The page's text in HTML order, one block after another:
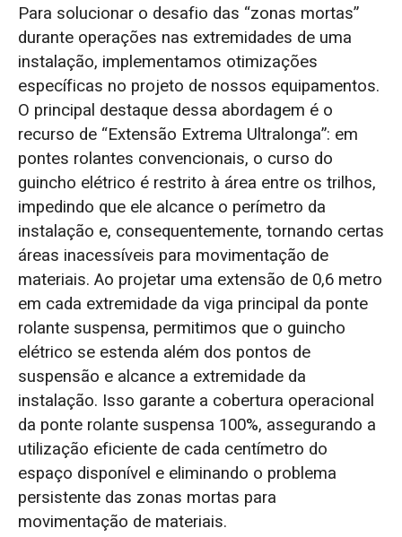
Para solucionar o desafio das “zonas mortas”
durante operações nas extremidades de uma
instalação, implementamos otimizações
específicas no projeto de nossos equipamentos.
O principal destaque dessa abordagem é o
recurso de “Extensão Extrema Ultralonga”: em
pontes rolantes convencionais, o curso do
guincho elétrico é restrito à área entre os trilhos,
impedindo que ele alcance o perímetro da
instalação e, consequentemente, tornando certas
áreas inacessíveis para movimentação de
materiais. Ao projetar uma extensão de 0,6 metro
em cada extremidade da viga principal da ponte
rolante suspensa, permitimos que o guincho
elétrico se estenda além dos pontos de
suspensão e alcance a extremidade da
instalação. Isso garante a cobertura operacional
da ponte rolante suspensa 100%, assegurando a
utilização eficiente de cada centímetro do
espaço disponível e eliminando o problema
persistente das zonas mortas para
movimentação de materiais.